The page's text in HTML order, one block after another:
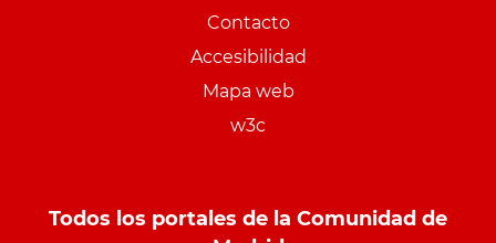
Contacto
Accesibilidad
Mapa web
w3c
Todos los portales de la Comunidad de